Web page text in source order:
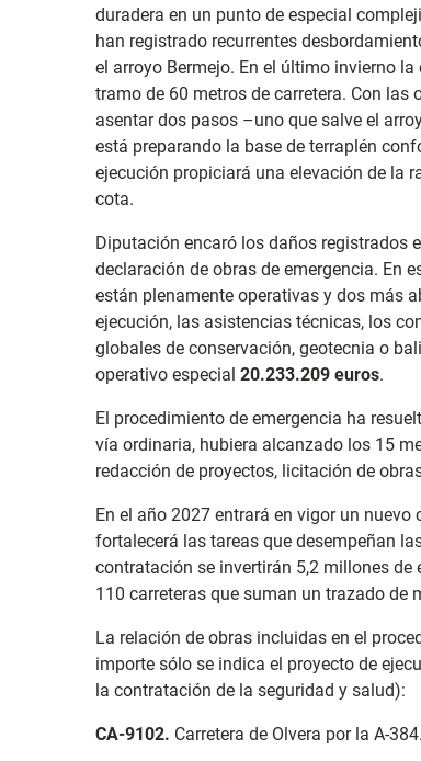
duradera en un punto de especial
han registrado recurrentes
el arroyo Bermejo. En el último invierno
tramo de 60 metros de carretera. Con las
asentar dos pasos –uno que salve el
está preparando la base de terraplén
ejecución propiciará una elevación de la
cota.
Diputación encaró los daños registrados
declaración de obras de emergencia. En
están plenamente operativas y dos más
ejecución, las asistencias técnicas, los
globales de conservación, geotecnia o
operativo especial 20.233.209 euros.
El procedimiento de emergencia ha
vía ordinaria, hubiera alcanzado los 15
redacción de proyectos, licitación de
En el año 2027 entrará en vigor un
fortalecerá las tareas que desempeñan
contratación se invertirán 5,2 millones de
110 carreteras que suman un trazado de
La relación de obras incluidas en el
importe sólo se indica el proyecto de
la contratación de la seguridad y salud):
CA-9102. Carretera de Olvera por la A-